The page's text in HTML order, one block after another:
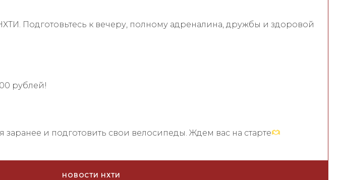
Подготовьтесь к вечеру, полному адреналина, дружбы и здоровой
рублей!
заранее и подготовить свои велосипеды. Ждем вас на старте
НОВОСТИ НХТИ